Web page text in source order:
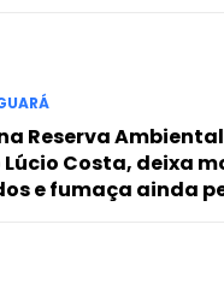
free:
ac
tortor
Reserva
Costa, deixa
e fumaça ainda